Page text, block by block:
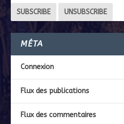
MÉTA
Connexion
Flux des publications
Flux des commentaires